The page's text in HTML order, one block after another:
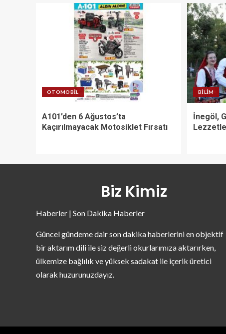
OTOMOBIL
A101’den 6 Ağustos’ta
Kaçırılmayacak Motosiklet Fırsatı
BILIM
İnegöl,
Biz Kimiz
Haberler | Son Dakika Haberler
Güncel gündeme dair son dakika haberlerini en objektif
bir aktarım dili ile siz değerli okurlarımıza aktarırken,
ülkemize bağlılık ve yüksek sadakat ile içerik üretici
olarak huzurunuzdayız.